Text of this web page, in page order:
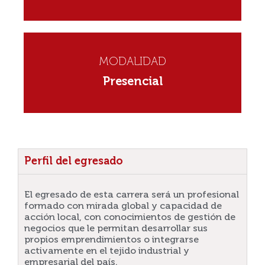
MODALIDAD
Presencial
Perfil del egresado
El egresado de esta carrera será un profesional
formado con mirada global y capacidad de
acción local, con conocimientos de gestión de
negocios que le permitan desarrollar sus
propios emprendimientos o integrarse
activamente en el tejido industrial y
empresarial del país.